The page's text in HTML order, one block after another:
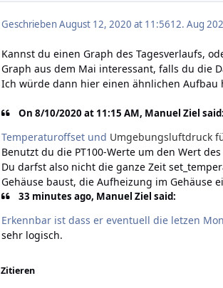
GeschriebenAugust 12, 2020 at 11:5612. Aug
Kannst du einen Graph des Tagesverlaufs,
Graph aus dem Mai interessant, falls du die
Ich würde dann hier einen ähnlichen Aufbau
On 8/10/2020 at 11:15 AM, Manuel Ziel said:
Temperaturoffset und Umgebungsluftdruck
Benutzt du die PT100-Werte um den Wert
Du darfst also nicht die ganze Zeit
Gehäuse baust, die Aufheizung im Gehäuse
33 minutes ago, Manuel Ziel said:
Erkennbar ist dass er eventuell die letzen
sehr logisch.
Zitieren